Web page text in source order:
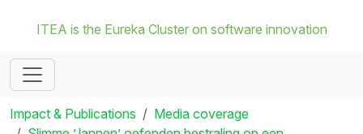
ITEA is the Eureka Cluster on software innovation
Impact & Publications
Media coverage